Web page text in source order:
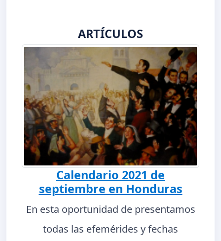
ARTÍCULOS
Calendario 2021 de
septiembre en Honduras
En esta oportunidad de presentamos
todas las efemérides y fechas